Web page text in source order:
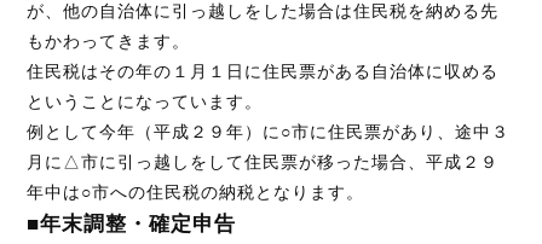
が、他の自治体に引っ越しをした場合は住民税を納める先
もかわってきます。
住民税はその年の１月１日に住民票がある自治体に収める
ということになっています。
例として今年（平成２９年）に○市に住民票があり、途中３
月に△市に引っ越しをして住民票が移った場合、平成２９
年中は○市への住民税の納税となります。
■年末調整・確定申告